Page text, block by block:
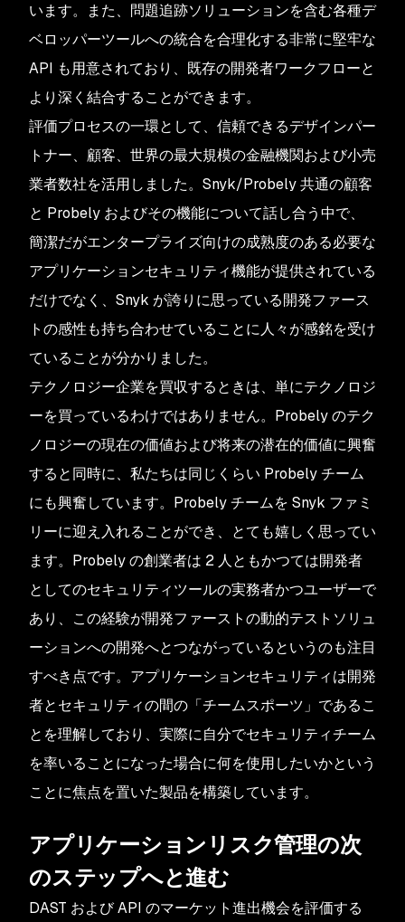
います。また、問題追跡ソリューションを含む各種デ
ベロッパーツールへの統合を合理化する非常に堅牢な
API も用意されており、既存の開発者ワークフローと
より深く結合することができます。
評価プロセスの一環として、信頼できるデザインパー
トナー、顧客、世界の最大規模の金融機関および小売
業者数社を活用しました。Snyk/Probely 共通の顧客
と Probely およびその機能について話し合う中で、
簡潔だがエンタープライズ向けの成熟度のある必要な
アプリケーションセキュリティ機能が提供されている
だけでなく、Snyk が誇りに思っている開発ファース
トの感性も持ち合わせていることに人々が感銘を受け
ていることが分かりました。
テクノロジー企業を買収するときは、単にテクノロジ
ーを買っているわけではありません。Probely のテク
ノロジーの現在の価値および将来の潜在的価値に興奮
すると同時に、私たちは同じくらい Probely チーム
にも興奮しています。Probely チームを Snyk ファミ
リーに迎え入れることができ、とても嬉しく思ってい
ます。Probely の創業者は 2 人ともかつては開発者
としてのセキュリティツールの実務者かつユーザーで
あり、この経験が開発ファーストの動的テストソリュ
ーションへの開発へとつながっているというのも注目
すべき点です。アプリケーションセキュリティは開発
者とセキュリティの間の「チームスポーツ」であるこ
とを理解しており、実際に自分でセキュリティチーム
を率いることになった場合に何を使用したいかという
ことに焦点を置いた製品を構築しています。
アプリケーションリスク管理の次
のステップへと進む
DAST および API のマーケット進出機会を評価する